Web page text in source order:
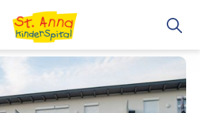
Einmal um die halbe Welt